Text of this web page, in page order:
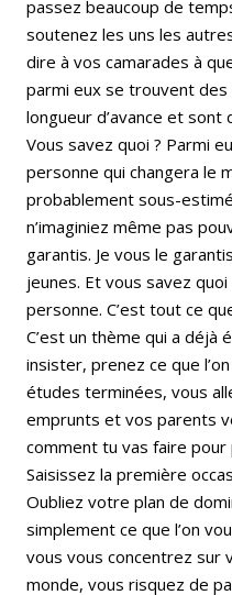
passez beaucoup de
soutenez les uns les
dire à vos camarades à
parmi eux se trouvent des
longueur d’avance et sont
Vous savez quoi ? Parmi
personne qui changera le
probablement sous-
n’imaginiez même pas
garantis. Je vous le
jeunes. Et vous savez
personne. C’est tout ce
C’est un thème qui a déjà
insister, prenez ce que
études terminées, vous
emprunts et vos parents
comment tu vas faire
Saisissez la première
Oubliez votre plan de
simplement ce que l’on
vous vous concentrez sur
monde, vous risquez de